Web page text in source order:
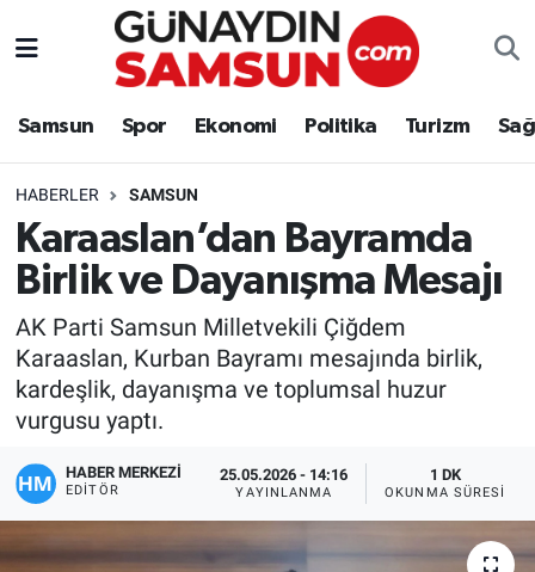
Samsun Spor Ekonomi Politika Turizm
HABERLER SAMSUN
Karaaslan’dan Bayramda
Birlik ve Dayanışma Mesajı
AK Parti Samsun Milletvekili Çiğdem
Karaaslan, Kurban Bayramı mesajında birlik,
kardeşlik, dayanışma ve toplumsal huzur
vurgusu yaptı.
HABER MERKEZİ
EDITÖR
25.05.2026 - 14:16
YAYINLANMA
1 DK
OKUNMA SÜRESI
Samsun
Politika
Turizm
Sağlık
Yaşam
Nöbetçi Eczaneler
Süper Lig Puan Durumu ve Fikstür
Tüm Manşetler
Son Dakika Haberleri